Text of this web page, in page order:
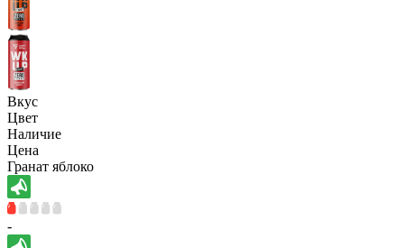
Вкус
Цвет
Наличие
Цена
Гранат яблоко
-